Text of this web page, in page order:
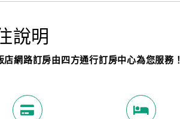
說明
網路訂房由四方通行訂房中心為您服務！